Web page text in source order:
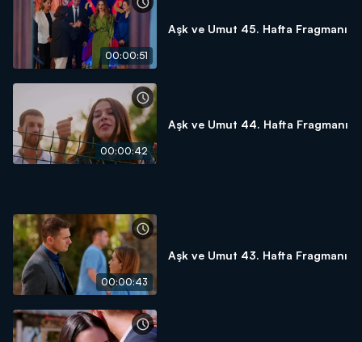
00:00:51
Aşk ve Umut 45. Hafta Fragmanı
00:00:42
Aşk ve Umut 44. Hafta Fragmanı
00:00:43
Aşk ve Umut 43. Hafta Fragmanı